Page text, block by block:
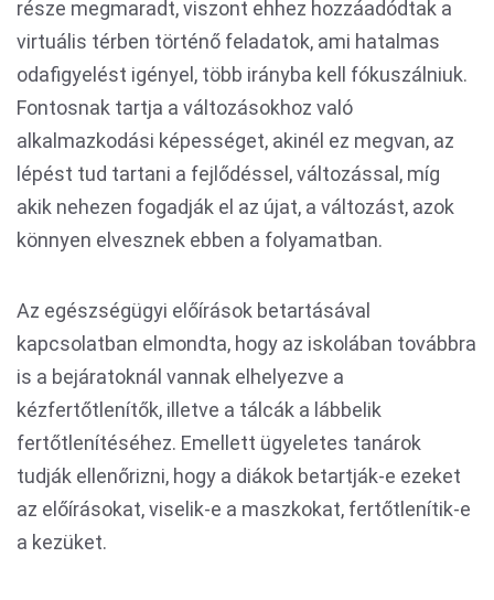
része megmaradt, viszont ehhez hozzáadódtak a
virtuális térben történő feladatok, ami hatalmas
odafigyelést igényel, több irányba kell fókuszálniuk.
Fontosnak tartja a változásokhoz való
alkalmazkodási képességet, akinél ez megvan, az
lépést tud tartani a fejlődéssel, változással, míg
akik nehezen fogadják el az újat, a változást, azok
könnyen elvesznek ebben a folyamatban.
Az egészségügyi előírások betartásával
kapcsolatban elmondta, hogy az iskolában továbbra
is a bejáratoknál vannak elhelyezve a
kézfertőtlenítők, illetve a tálcák a lábbelik
fertőtlenítéséhez. Emellett ügyeletes tanárok
tudják ellenőrizni, hogy a diákok betartják-e ezeket
az előírásokat, viselik-e a maszkokat, fertőtlenítik-e
a kezüket.